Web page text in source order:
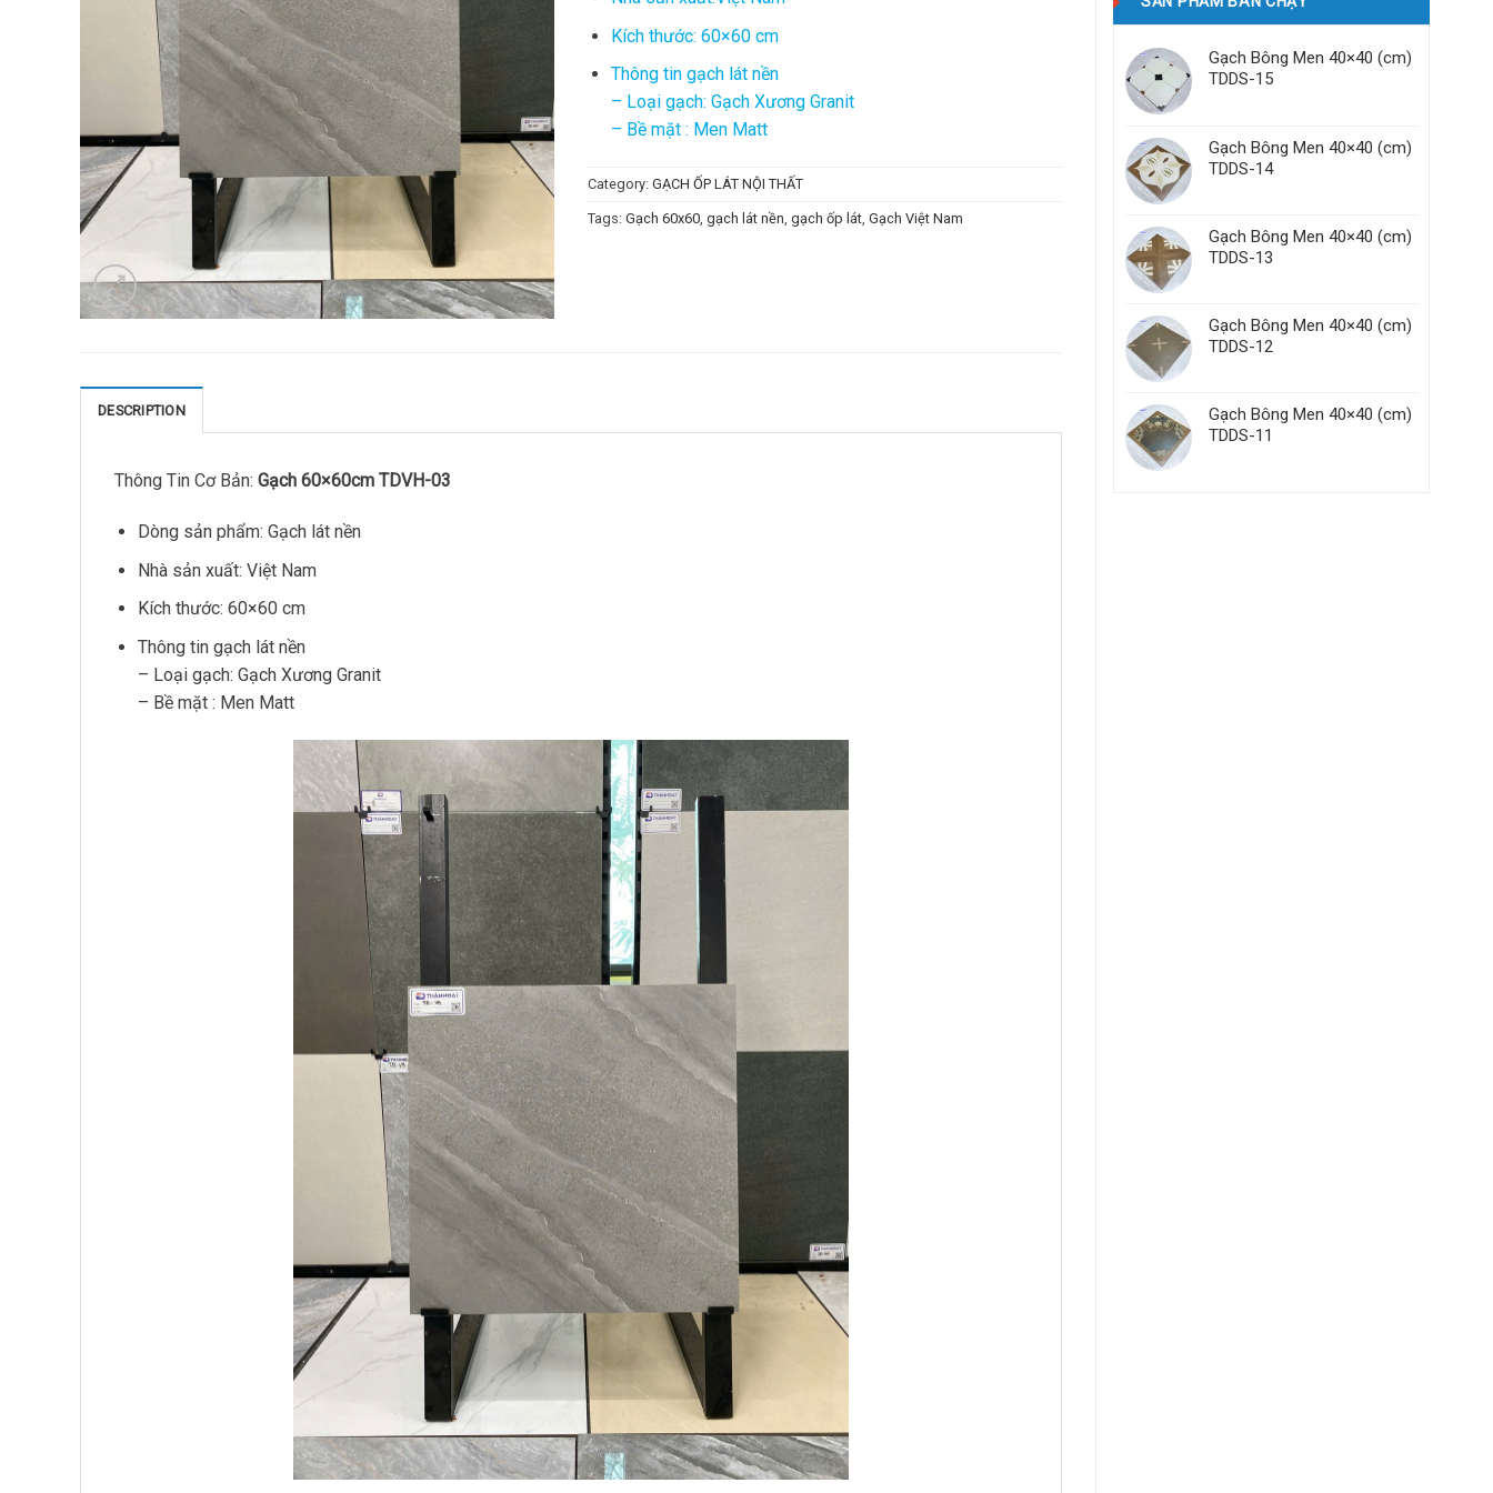
Gạch Bông Men 40×40 (cm)
TDDS-15
Gạch Bông Men 40×40 (cm)
TDDS-14
Gạch Bông Men 40×40 (cm)
TDDS-13
Gạch Bông Men 40×40 (cm)
TDDS-12
Gạch Bông Men 40×40 (cm)
TDDS-11
Kích thước: 60×60 cm
Thông tin gạch lát nền
– Loại gạch: Gạch Xương Granit
– Bề mặt : Men Matt
Category: GẠCH ỐP LÁT NỘI THẤT
Tags: Gạch 60x60 gạch lát nền gạch ốp lát Gạch Việt Nam
DESCRIPTION
Thông Tin Cơ Bản: Gạch 60×60cm TDVH-03
Dòng sản phẩm: Gạch lát nền
Nhà sản xuất: Việt Nam
Kích thước: 60×60 cm
Thông tin gạch lát nền
– Loại gạch: Gạch Xương Granit
– Bề mặt : Men Matt